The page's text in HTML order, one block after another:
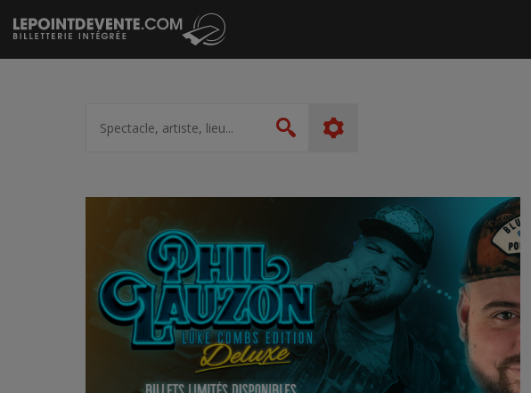
Passer
au
contenu
artiste,
lieu...
Rechercher